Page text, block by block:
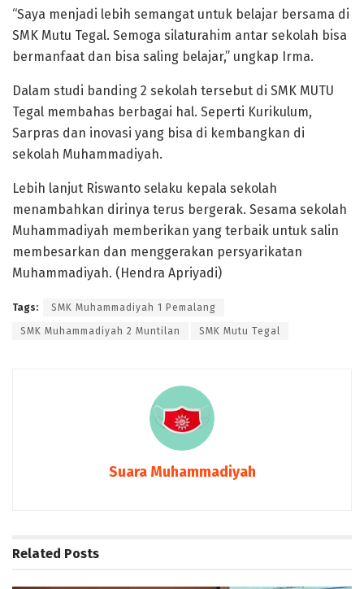
“Saya menjadi lebih semangat untuk belajar bersama di
SMK Mutu Tegal. Semoga silaturahim antar sekolah bisa
bermanfaat dan bisa saling belajar,” ungkap Irma.
Dalam studi banding 2 sekolah tersebut di SMK MUTU
Tegal membahas berbagai hal. Seperti Kurikulum,
Sarpras dan inovasi yang bisa di kembangkan di
sekolah Muhammadiyah.
Lebih lanjut Riswanto selaku kepala sekolah
menambahkan dirinya terus bergerak. Sesama sekolah
Muhammadiyah memberikan yang terbaik untuk salin
membesarkan dan menggerakan persyarikatan
Muhammadiyah. (Hendra Apriyadi)
Tags: SMK Muhammadiyah 1 Pemalang
SMK Muhammadiyah 2 Muntilan SMK Mutu Tegal
Suara Muhammadiyah
Related Posts